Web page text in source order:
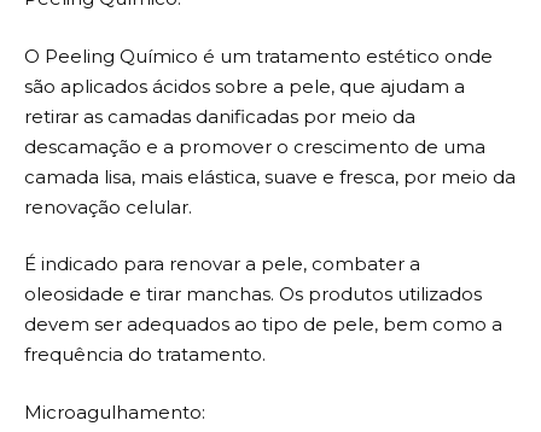
O Peeling Químico é um tratamento estético onde
são aplicados ácidos sobre a pele, que ajudam a
retirar as camadas danificadas por meio da
descamação e a promover o crescimento de uma
camada lisa, mais elástica, suave e fresca, por meio da
renovação celular.
É indicado para renovar a pele, combater a
oleosidade e tirar manchas. Os produtos utilizados
devem ser adequados ao tipo de pele, bem como a
frequência do tratamento.
Microagulhamento: